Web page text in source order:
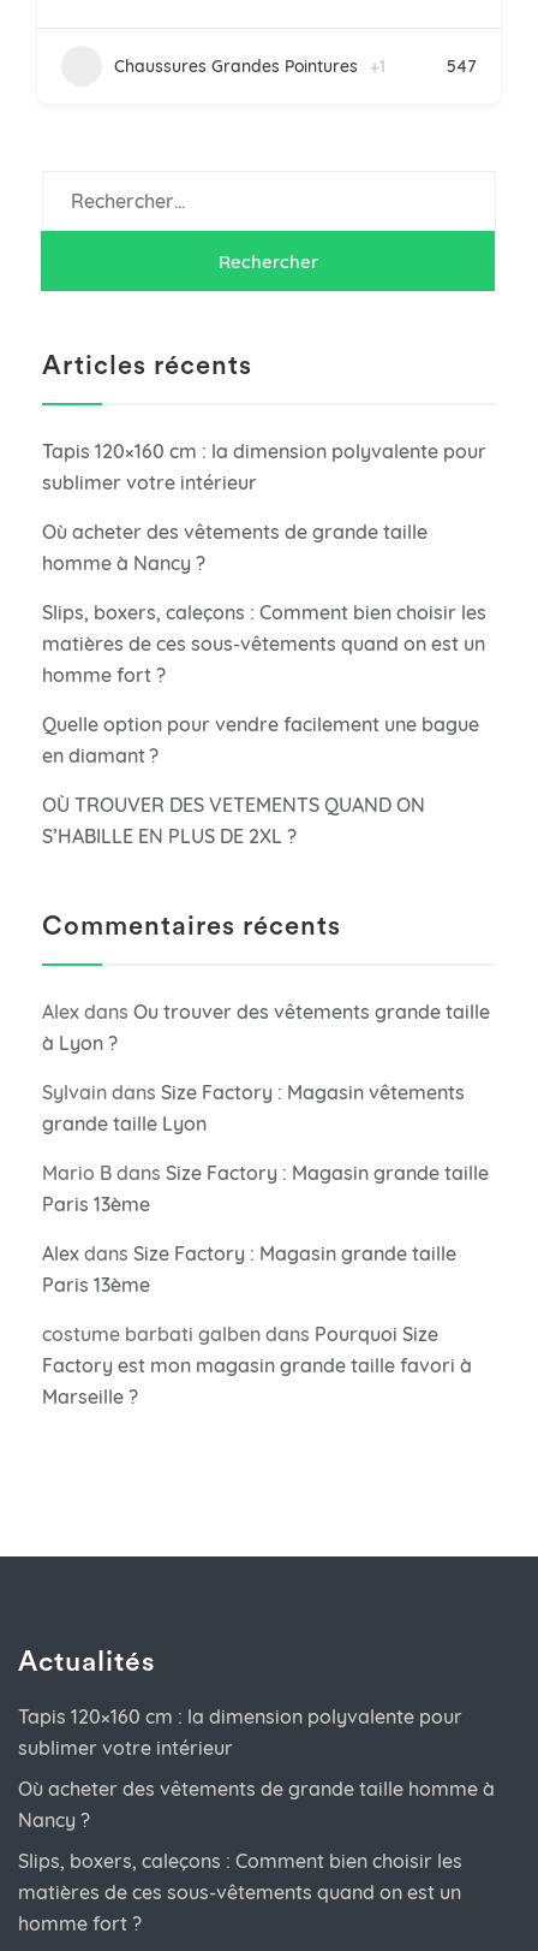
Chaussures Grandes Pointures +1 547
Articles récents
Tapis 120×160 cm : la dimension polyvalente pour
sublimer votre intérieur
Où acheter des vêtements de grande taille
homme à Nancy ?
Slips, boxers, caleçons : Comment bien choisir les
matières de ces sous-vêtements quand on est un
homme fort ?
Quelle option pour vendre facilement une bague
en diamant ?
OÙ TROUVER DES VETEMENTS QUAND ON
S’HABILLE EN PLUS DE 2XL ?
Commentaires récents
Alex dans Ou trouver des vêtements grande taille
à Lyon ?
Sylvain dans Size Factory : Magasin vêtements
grande taille Lyon
Mario B dans Size Factory : Magasin grande taille
Paris 13ème
Alex dans Size Factory : Magasin grande taille
Paris 13ème
costume barbati galben dans Pourquoi Size
Factory est mon magasin grande taille favori à
Marseille ?
Actualités
Tapis 120×160 cm : la dimension polyvalente pour
sublimer votre intérieur
Où acheter des vêtements de grande taille homme à
Nancy ?
Slips, boxers, caleçons : Comment bien choisir les
matières de ces sous-vêtements quand on est un
homme fort ?